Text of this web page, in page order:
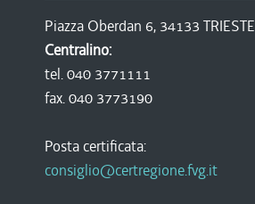
Piazza Oberdan 6, 34133 TRIESTE
Centralino:
tel. 040 3771111
fax. 040 3773190
Posta certificata:
consiglio@certregione.fvg.it